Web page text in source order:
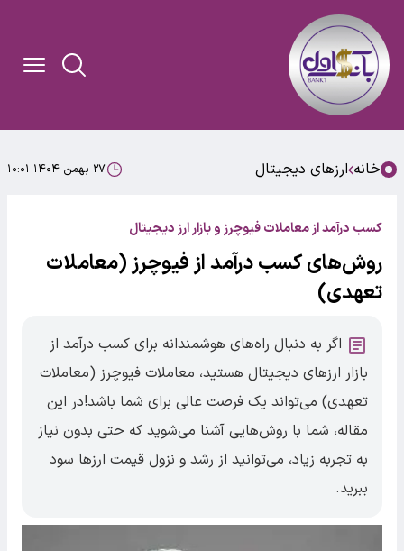
خانه ارزهای دیجیتال ۲۷ بهمن ۱۴۰۴ ۱۰:۰۱
کسب درآمد از معاملات فیوچرز و بازار ارز دیجیتال
روش‌های کسب درآمد از فیوچرز (معاملات
تعهدی)
اگر به دنبال راه‌های هوشمندانه برای کسب درآمد از
بازار ارزهای دیجیتال هستید، معاملات فیوچرز (معاملات
تعهدی) می‌تواند یک فرصت عالی برای شما باشد!در این
مقاله، شما با روش‌هایی آشنا می‌شوید که حتی بدون نیاز
به تجربه زیاد، می‌توانید از رشد و نزول قیمت ارزها سود
ببرید.